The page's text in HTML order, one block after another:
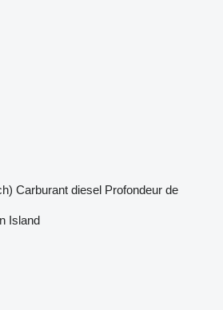
Carburant diesel Profondeur de
Island